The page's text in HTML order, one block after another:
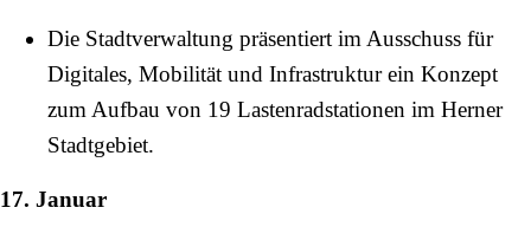
Die Stadtverwaltung präsentiert im Ausschuss für
Digitales, Mobilität und Infrastruktur ein Konzept
zum Aufbau von 19 Lastenradstationen im Herner
Stadtgebiet.
17. Januar